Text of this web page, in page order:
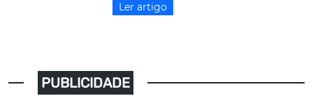
Ler artigo
PUBLICIDADE